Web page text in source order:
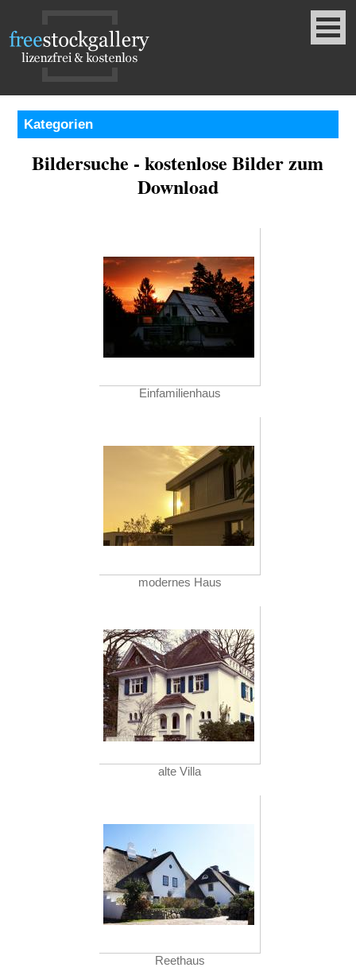
Kategorien
Bildersuche - kostenlose Bilder zum
Download
Einfamilienhaus
modernes Haus
alte Villa
Reethaus